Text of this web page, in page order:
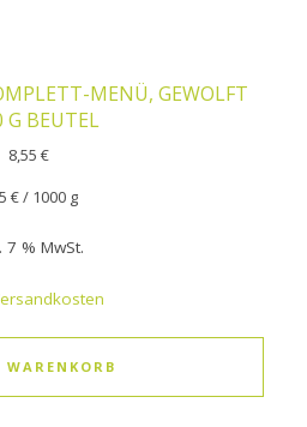
MENÜ, GEWOLFT
G BEUTEL
8,55 €
€/ 1000 g
7 % MwSt.